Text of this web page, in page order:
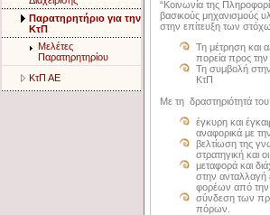
Παρατηρητήριο για την
ΚτΠ
Μελέτες
Παρατηρητηρίου
ΚτΠ ΑΕ
“Κοινωνία της
βασικούς μηχανισμούς
στην επίτευξη των
Τη μέτρηση και
πορεία προς την
Τη συμβολή
ΚτΠ
Με τη δραστηριότητά
έγκυρη και
αναφορικά με
βελτίωση της
στρατηγική και
μεταφορά και
στην ανταλλαγή
φορέων από την
σύνδεση των
πόρων.